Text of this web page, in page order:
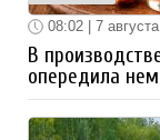
08:02 | 7 августа
В
опередила